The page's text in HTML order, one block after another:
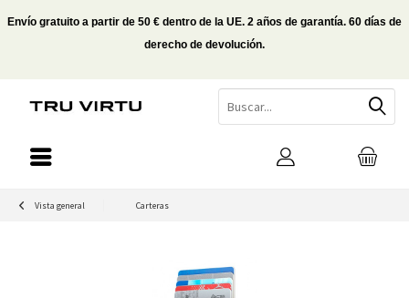
Envío gratuito a partir de 50 € dentro de la UE. 2 años de garantía. 60 días de
derecho de devolución.
Vista general Carteras